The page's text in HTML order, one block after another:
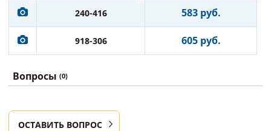
240-416 583 руб.
918-306 605 руб.
Вопросы (0)
ОСТАВИТЬ ВОПРОС